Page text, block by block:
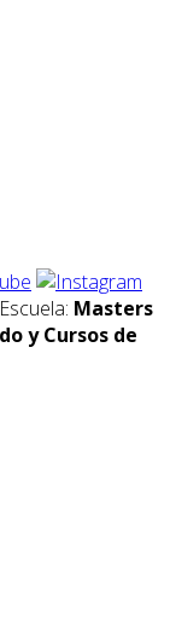
Masters
y Cursos de